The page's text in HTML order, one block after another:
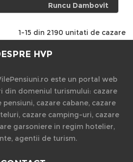
Runcu Dambovit
1-15 din 2190 unitati de cazare
HVP
este un portal web
din domeniul turismului: cazare
cazare cabane, cazare
cazare camping-uri, cazare
garsoniere in regim hotelier,
agentii de turism.